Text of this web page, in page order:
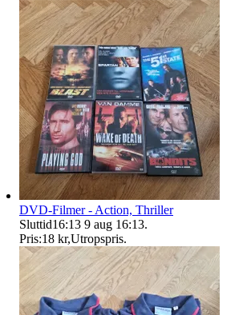
DVD-Filmer - Action, Thriller
Sluttid16:13 9 aug 16:13.
Pris:18 kr,Utropspris.